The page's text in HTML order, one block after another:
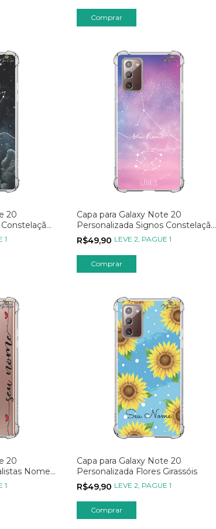
20
1
Capa para Galaxy Note 20
Personalizada Signos Constelação
de Câncer
R$49,90 LEVE 2, PAGUE 1
20
Nome
1
Capa para Galaxy Note 20
Personalizada Flores Girassóis
R$49,90 LEVE 2, PAGUE 1